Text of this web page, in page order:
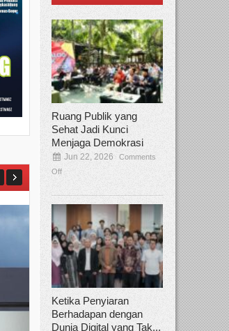
Ruang Publik yang
Sehat Jadi Kunci
Menjaga Demokrasi
Jun 22, 2026
Comments
Off
Ketika Penyiaran
Berhadapan dengan
Dunia Digital yang Tak...